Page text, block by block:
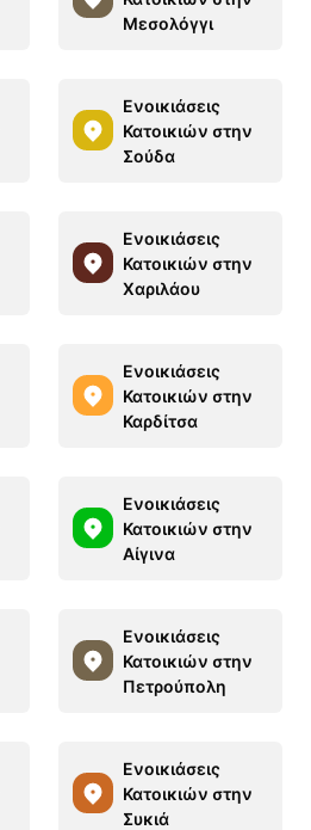
Μεσολόγγι
Ενοικιάσεις
Κατοικιών στην
Σούδα
Ενοικιάσεις
Κατοικιών στην
Χαριλάου
Ενοικιάσεις
Κατοικιών στην
Καρδίτσα
Ενοικιάσεις
Κατοικιών στην
Αίγινα
Ενοικιάσεις
Κατοικιών στην
Πετρούπολη
Ενοικιάσεις
Κατοικιών στην
Συκιά